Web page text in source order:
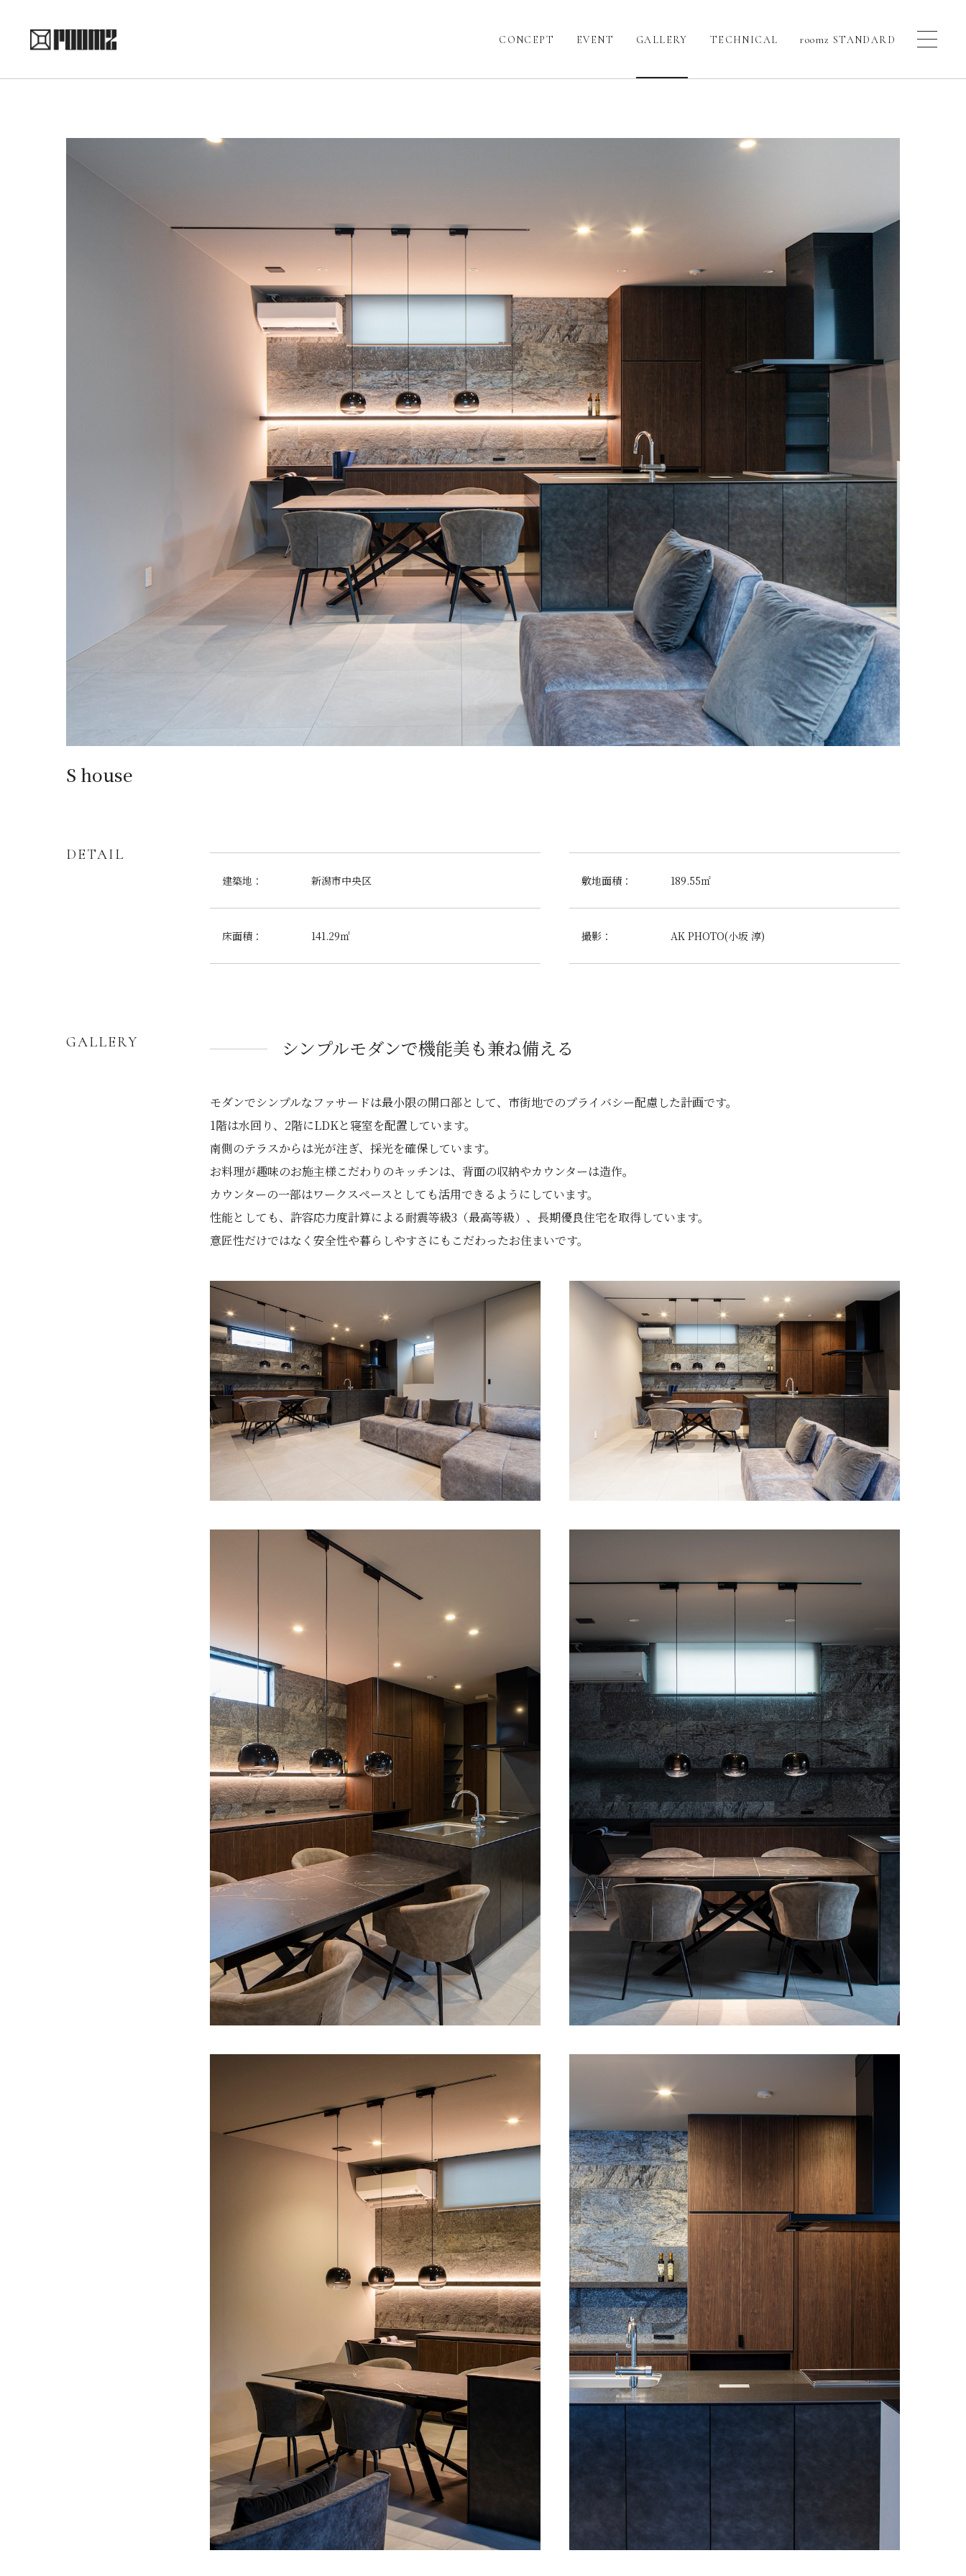
CONCEPT EVENT GALLERY TECHNICAL roomz STANDARD
S house
DETAIL
建築地： 新潟市中央区 敷地面積： 189.55㎡
床面積： 141.29㎡ 撮影： AK PHOTO(小坂 淳)
GALLERY シンプルモダンで機能美も兼ね備える
モダンでシンプルなファサードは最小限の開口部として、市街地でのプライバシー配慮した計画です。
1階は水回り、2階にLDKと寝室を配置しています。
南側のテラスからは光が注ぎ、採光を確保しています。
お料理が趣味のお施主様こだわりのキッチンは、背面の収納やカウンターは造作。
カウンターの一部はワークスペースとしても活用できるようにしています。
性能としても、許容応力度計算による耐震等級3（最高等級）、長期優良住宅を取得しています。
意匠性だけではなく安全性や暮らしやすさにもこだわったお住まいです。